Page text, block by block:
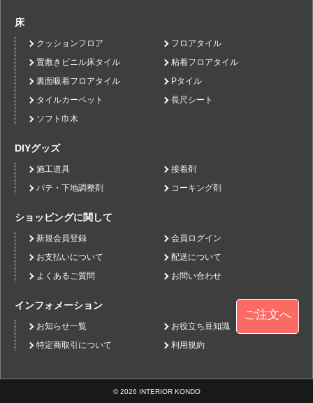
ご注文へ
床
クッションフロア
フロアタイル
置敷きビニル床タイル
粘着フロアタイル
裏面吸着フロアタイル
Pタイル
タイルカーペット
長尺シート
ソフト巾木
DIYグッズ
施工道具
接着剤
パテ・下地調整剤
コーキング剤
ショッピングに関して
新規会員登録
会員ログイン
お支払いについて
配送について
よくあるご質問
お問い合わせ
インフォメーション
お知らせ一覧
お役立ち豆知識
特定商取引について
利用規約
© 2026 INTERIOR KONDO